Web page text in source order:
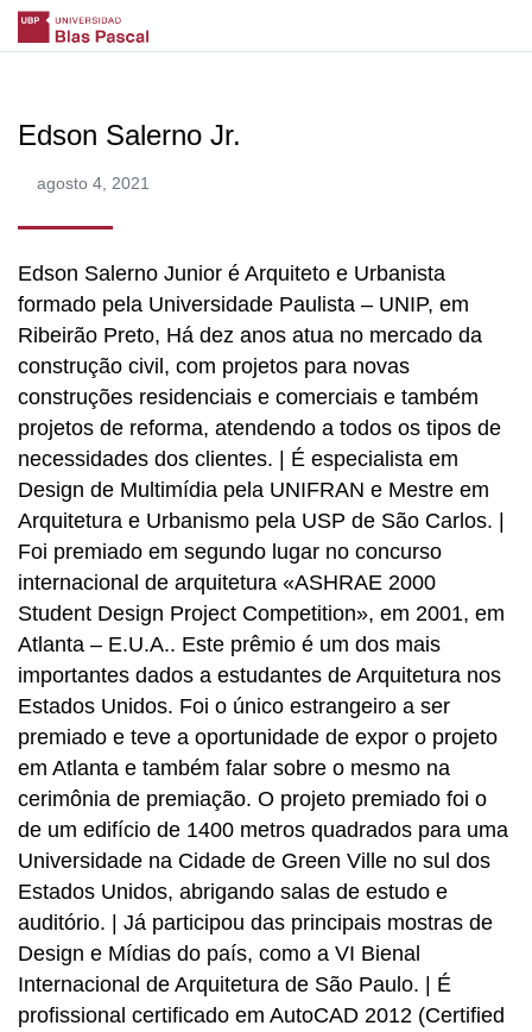
Edson Salerno Jr.
agosto 4, 2021
Edson Salerno Junior é Arquiteto e Urbanista
formado pela Universidade Paulista – UNIP, em
Ribeirão Preto, Há dez anos atua no mercado da
construção civil, com projetos para novas
construções residenciais e comerciais e também
projetos de reforma, atendendo a todos os tipos de
necessidades dos clientes. | É especialista em
Design de Multimídia pela UNIFRAN e Mestre em
Arquitetura e Urbanismo pela USP de São Carlos. |
Foi premiado em segundo lugar no concurso
internacional de arquitetura «ASHRAE 2000
Student Design Project Competition», em 2001, em
Atlanta – E.U.A.. Este prêmio é um dos mais
importantes dados a estudantes de Arquitetura nos
Estados Unidos. Foi o único estrangeiro a ser
premiado e teve a oportunidade de expor o projeto
em Atlanta e também falar sobre o mesmo na
cerimônia de premiação. O projeto premiado foi o
de um edifício de 1400 metros quadrados para uma
Universidade na Cidade de Green Ville no sul dos
Estados Unidos, abrigando salas de estudo e
auditório. | Já participou das principais mostras de
Design e Mídias do país, como a VI Bienal
Internacional de Arquitetura de São Paulo. | É
profissional certificado em AutoCAD 2012 (Certified